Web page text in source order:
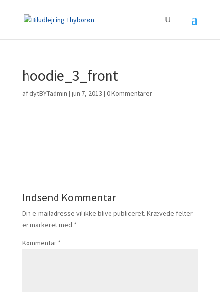
hoodie_3_front
afdytBYTadmin | jun 7, 2013 | 0 Kommentarer
Indsend Kommentar
Din e-mailadresse vil ikke blive publiceret. Krævede felter
er markeret med *
Kommentar *